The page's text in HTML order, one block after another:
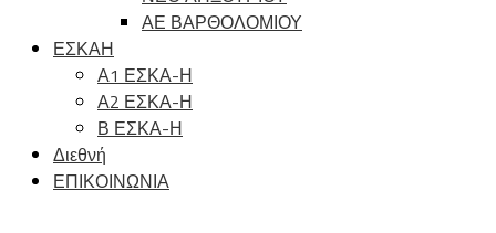
ΑΕ ΒΑΡΘΟΛΟΜΙΟΥ
ΕΣΚΑΗ
Α1 ΕΣΚΑ-Η
Α2 ΕΣΚΑ-Η
Β ΕΣΚΑ-Η
Διεθνή
ΕΠΙΚΟΙΝΩΝΙΑ